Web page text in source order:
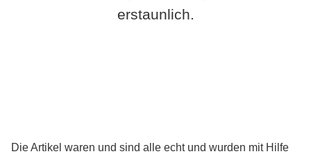
erstaunlich.
Die Artikel waren und sind alle echt und wurden mit Hilfe